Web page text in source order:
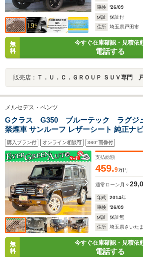
車検
'26/09
保証
保証付
住所
埼玉県戸田市
無
料
今すぐ在庫確認・見積依
電話する
販売店： Ｔ．Ｕ．Ｃ．ＧＲＯＵＰ ＳＵＶ専門 戸田／
メルセデス・ベンツ
Gクラス G350 ブルーテック ラグジ
禁煙車 サンルーフ レザーシート 純正ナ
ルセグ バックカメラ BSM パワーシート
コーナーセンサー LEDヘッドライト オー
トキー 4WD
購入プラン付 オンライン相談可 360°画像付
支払総額
459.9万円
通常ローン 月々
年式 2014年
車検
'26/09
保証
保証無
住所
埼玉県さいた
無
料
今すぐ在庫確認・見積依
電話する